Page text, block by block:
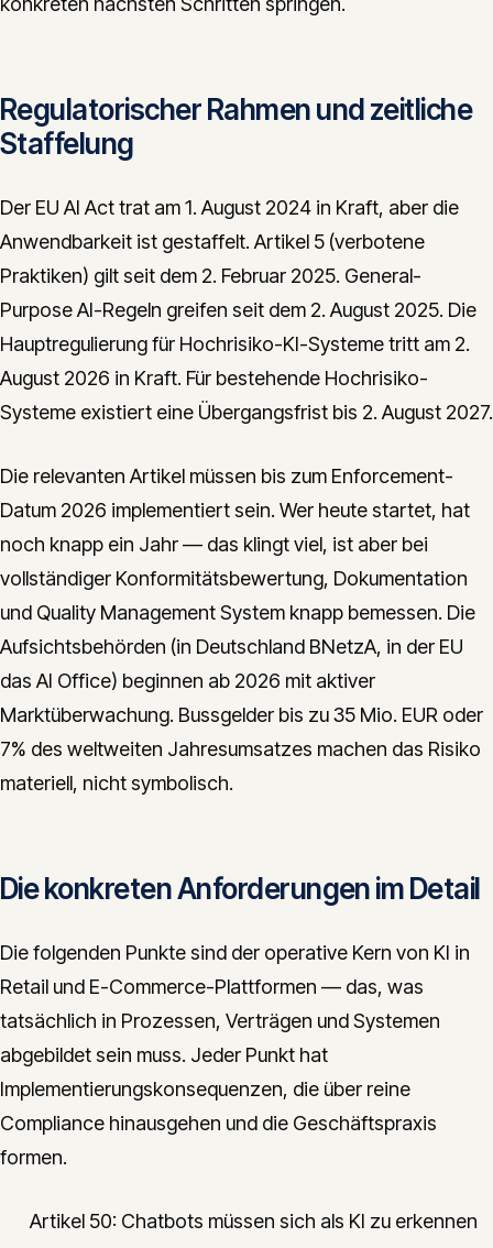
Regulatorischer Rahmen und zeitliche
Staffelung
Der EU AI Act trat am 1. August 2024 in Kraft, aber die
Anwendbarkeit ist gestaffelt. Artikel 5 (verbotene
Praktiken) gilt seit dem 2. Februar 2025. General-
Purpose AI-Regeln greifen seit dem 2. August 2025. Die
Hauptregulierung für Hochrisiko-KI-Systeme tritt am 2.
August 2026 in Kraft. Für bestehende Hochrisiko-
Systeme existiert eine Übergangsfrist bis 2. August 2027.
Die relevanten Artikel müssen bis zum Enforcement-
Datum 2026 implementiert sein. Wer heute startet, hat
noch knapp ein Jahr — das klingt viel, ist aber bei
vollständiger Konformitätsbewertung, Dokumentation
und Quality Management System knapp bemessen. Die
Aufsichtsbehörden (in Deutschland BNetzA, in der EU
das AI Office) beginnen ab 2026 mit aktiver
Marktüberwachung. Bussgelder bis zu 35 Mio. EUR oder
7% des weltweiten Jahresumsatzes machen das Risiko
materiell, nicht symbolisch.
Die konkreten Anforderungen im Detail
Die folgenden Punkte sind der operative Kern von KI in
Retail und E-Commerce-Plattformen — das, was
tatsächlich in Prozessen, Verträgen und Systemen
abgebildet sein muss. Jeder Punkt hat
Implementierungskonsequenzen, die über reine
Compliance hinausgehen und die Geschäftspraxis
formen.
Artikel 50: Chatbots müssen sich als KI zu erkennen